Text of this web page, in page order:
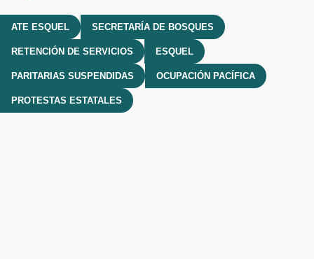
ATE ESQUEL SECRETARÍA DE BOSQUES
RETENCIÓN DE SERVICIOS ESQUEL
PARITARIAS SUSPENDIDAS OCUPACIÓN PACÍFICA
PROTESTAS ESTATALES